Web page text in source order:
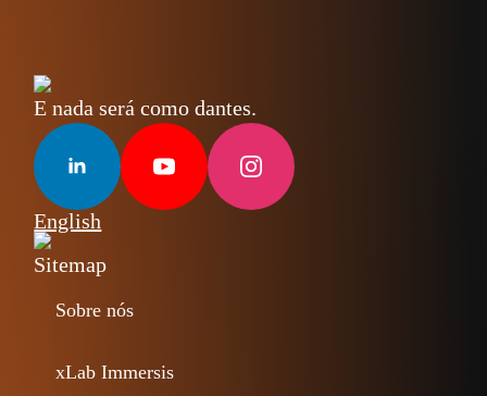
E nada será como dantes.
English
Sitemap
Sobre nós
xLab Immersis